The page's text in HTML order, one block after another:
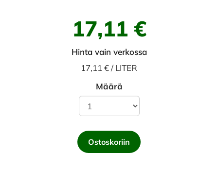
17,11 €
Hinta vain verkossa
17,11 € / LITER
Määrä
Ostoskoriin